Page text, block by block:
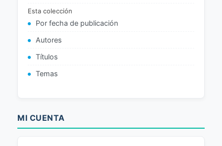
Esta colección
Por fecha de publicación
Autores
Títulos
Temas
MI CUENTA